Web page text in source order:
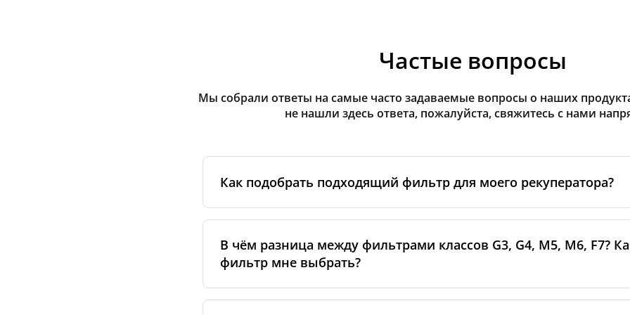
Частые вопросы
Мы собрали ответы на самые часто задаваемые вопросы о наших
не нашли здесь ответа, пожалуйста, свяжитесь с нами
Как подобрать подходящий фильтр для моего рекуператора?
указана на наклейке на самом устройстве или в руководстве. Если модель
снимите старый фильтр и измерьте его
. По
выполнить поиск на нашем сайте — в карточках товаров указаны точные
характеристики. Если сомневаетесь, просто свяжитесь с нами: пришлите
фильтра или устройства, и мы поможем подобрать подходящий вариант.
В чём разница между фильтрами классов G3, G4, M5, M6, F7?
фильтр мне выбрать?